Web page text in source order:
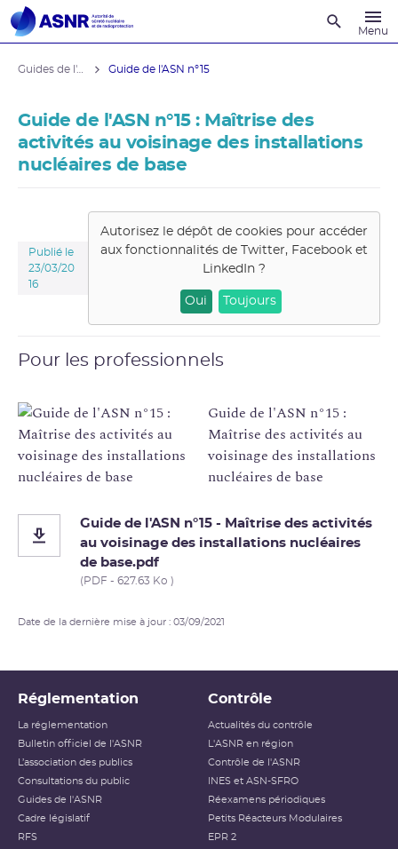
Menu
Guides de l'ASNR Guide de l'ASN n°15
Guide de l'ASN n°15 : Maîtrise des
activités au voisinage des installations
nucléaires de base
Publié le
23/03/20
16
Autorisez le dépôt de cookies pour accéder
aux fonctionnalités de Twitter, Facebook et
LinkedIn?
Oui Toujours
Pour les professionnels
Guide de l'ASN n°15 :
Maîtrise des activités au
voisinage des installations
nucléaires de base
Guide de l'ASN n°15 - Maîtrise des activités
au voisinage des installations nucléaires
de base.pdf
(PDF - 627.63 Ko )
Date de la dernière mise à jour : 03/09/2021
Réglementation
La réglementation
Bulletin officiel de l'ASNR
L’association des publics
Consultations du public
Guides de l'ASNR
Cadre législatif
RFS
Contrôle
Actualités du contrôle
L'ASNR en région
Contrôle de l'ASNR
INES et ASN-SFRO
Réexamens périodiques
Petits Réacteurs Modulaires
EPR 2